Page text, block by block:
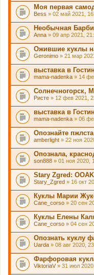
Моя первая
Bess » 02 май 2021,
Необычная
Anna » 09 апр 2021,
Ожившие куклы
Geronimo » 21 мар
выставка в
mama-nadenka » 14
Солнечногорск,
Ристе » 12 фев 2021,
выставка в
mama-nadenka » 06
Опознайте
amberlight » 22 ноя
Опознала,
son888 » 01 ноя 2020,
Stary Zgred:
Stary_Zgred » 16 окт
Куклы Марии
Cane_corso » 20 сен
Куклы Елены
Cane_corso » 04 сен
Опознать куклу
Uarda » 08 авг 2020,
Фарфоровая
ViktoriaV» 31 июл